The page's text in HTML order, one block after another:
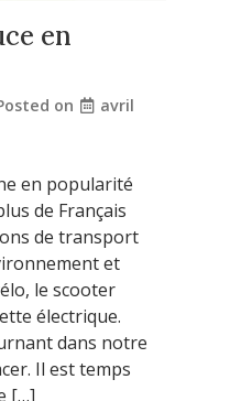
en
on
avril
en popularité
de Français
de transport
et
le scooter
électrique.
dans notre
Il est temps
[…]